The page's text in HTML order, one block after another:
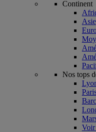
Continent
Asie
Nos tops
Voir